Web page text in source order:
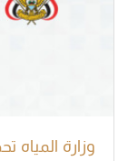
وزارة المياه